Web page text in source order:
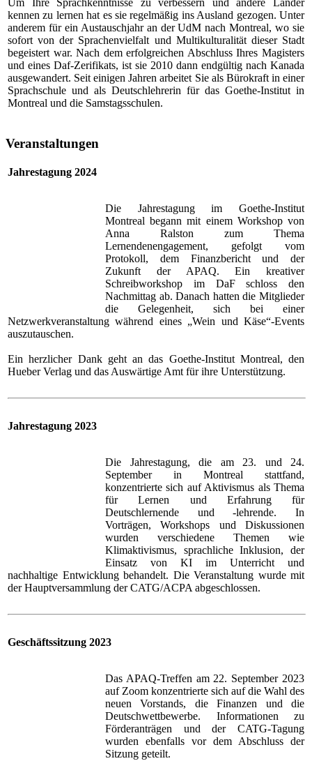
Um Ihre Sprachkenntnisse zu verbessern und andere Länder
kennen zu lernen hat es sie regelmäßig ins Ausland gezogen. Unter
anderem für ein Austauschjahr an der UdM nach Montreal, wo sie
sofort von der Sprachenvielfalt und Multikulturalität dieser Stadt
begeistert war. Nach dem erfolgreichen Abschluss Ihres Magisters
und eines Daf-Zerifikats, ist sie 2010 dann endgültig nach Kanada
ausgewandert. Seit einigen Jahren arbeitet Sie als Bürokraft in einer
Sprachschule und als Deutschlehrerin für das Goethe-Institut in
Montreal und die Samstagsschulen.
Veranstaltungen
Jahrestagung 2024
Die Jahrestagung im Goethe-Institut
Montreal begann mit einem Workshop von
Anna Ralston zum Thema
Lernendenengagement, gefolgt vom
Protokoll, dem Finanzbericht und der
Zukunft der APAQ. Ein kreativer
Schreibworkshop im DaF schloss den
Nachmittag ab. Danach hatten die Mitglieder
die Gelegenheit, sich bei einer
Netzwerkveranstaltung während eines „Wein und Käse“-Events
auszutauschen.
Ein herzlicher Dank geht an das Goethe-Institut Montreal, den
Hueber Verlag und das Auswärtige Amt für ihre Unterstützung.
Jahrestagung 2023
Die Jahrestagung, die am 23. und 24.
September in Montreal stattfand,
konzentrierte sich auf Aktivismus als Thema
für Lernen und Erfahrung für
Deutschlernende und -lehrende. In
Vorträgen, Workshops und Diskussionen
wurden verschiedene Themen wie
Klimaktivismus, sprachliche Inklusion, der
Einsatz von KI im Unterricht und
nachhaltige Entwicklung behandelt. Die Veranstaltung wurde mit
der Hauptversammlung der CATG/ACPA abgeschlossen.
Geschäftssitzung 2023
Das APAQ-Treffen am 22. September 2023
auf Zoom konzentrierte sich auf die Wahl des
neuen Vorstands, die Finanzen und die
Deutschwettbewerbe. Informationen zu
Förderanträgen und der CATG-Tagung
wurden ebenfalls vor dem Abschluss der
Sitzung geteilt.